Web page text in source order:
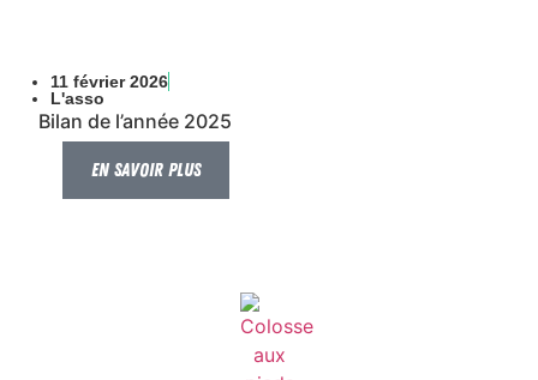
11 février 2026
L'asso
Bilan de l’année 2025
En savoir plus